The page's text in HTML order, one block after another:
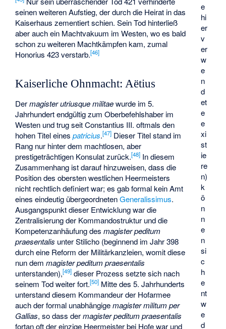
e
hi
er
v
er
w
e
n
d
et
e
e
xi
st
ie
re
n)
k
ö
n
n
e
n
si
c
h
e
nt
w
e
d
seinen weiteren Aufstieg, der durch die Heirat in das
Kaiserhaus zementiert schien. Sein Tod hinterließ
aber auch ein Machtvakuum im Westen, wo es bald
schon zu weiteren Machtkämpfen kam, zumal
Honorius 423 verstarb.[46]
Kaiserliche Ohnmacht: Aëtius
Dermagister utriusque militaewurde im 5.
Jahrhundert endgültig zum Oberbefehlshaber im
Westen und trug seit Constantius III. oftmals den
hohen Titel einespatricius.[47] Dieser Titel stand im
Rang nur hinter dem machtlosen, aber
prestigeträchtigen Konsulat zurück.[48] In diesem
Zusammenhang ist darauf hinzuweisen, dass die
Position des obersten westlichen Heermeisters
nicht rechtlich definiert war; es gab formal kein Amt
eines eindeutig übergeordnetenGeneralissimus.
Ausgangspunkt dieser Entwicklung war die
Zentralisierung der Kommandostruktur und die
Kompetenzanhäufung desmagister peditum
praesentalis unter Stilicho (beginnend im Jahr 398
durch eine Reform der Militärkanzleien, womit diese
nun demmagister peditum praesentalis
unterstanden),[49] dieser Prozess setzte sich nach
seinem Tod weiter fort.[50] Mitte des 5. Jahrhunderts
unterstand diesem Kommandeur der Hofarmee
auch der formal unabhängigemagister militum per
Gallias, so dass dermagister peditum praesentalis
fortan oft der einzige Heermeister bei Hofe war und